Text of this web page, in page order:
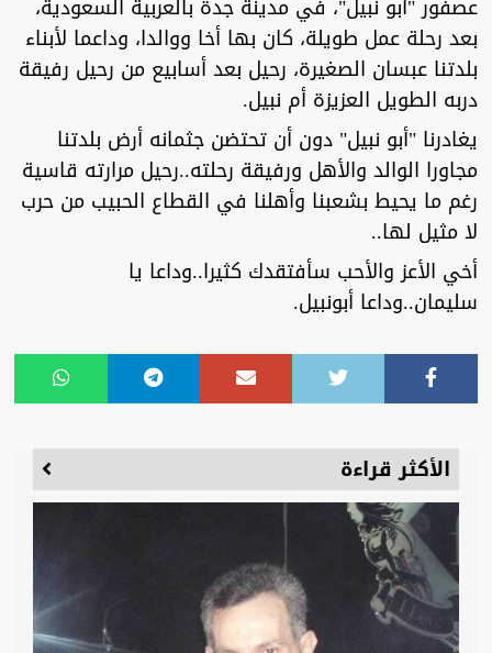
بعد رحلة عمل طويلة، كان بها أخا ووالدا، وداعما لأبناء
بلدتنا عبسان الصغيرة، رحيل بعد أسابيع من رحيل رفيقة
دربه الطويل العزيزة أم نبيل.
يغادرنا "أبو نبيل" دون أن تحتضن جثمانه أرض بلدتنا
مجاورا الوالد والأهل ورفيقة رحلته..رحيل مرارته قاسية
رغم ما يحيط بشعبنا وأهلنا في القطاع الحبيب من حرب
لا مثيل لها..
أخي الأعز والأحب سأفتقدك كثيرا..وداعا يا
سليمان..وداعا أبونبيل.
الأكثر قراءة